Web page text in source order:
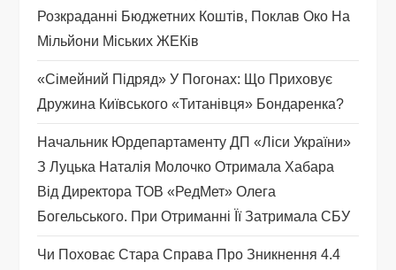
а
п
и
с
і
в
Розкраданні Бюджетних Коштів, Поклав Око На
Мільйони Міських ЖЕКів
«Сімейний Підряд» У Погонах: Що Приховує
Дружина Київського «титанівця» Бондаренка?
Начальник Юрдепартаменту ДП «Ліси України»
З Луцька Наталія Молочко Отримала Хабара
Від Директора ТОВ «РедМет» Олега
Богельського. При Отриманні Її Затримала СБУ
Чи Поховає Стара Справа Про Зникнення 4.4